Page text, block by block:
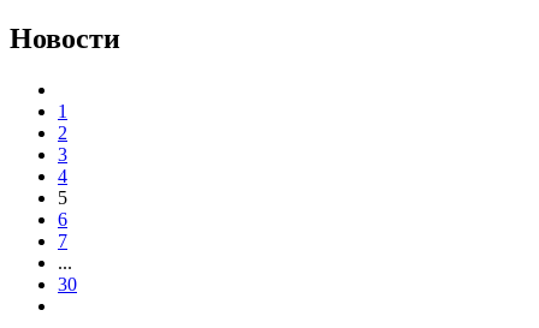
Новости
1
2
3
4
5
6
7
...
30